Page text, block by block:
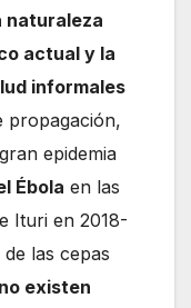
naturaleza
actual y la
informales
propagación,
epidemia
Ébola en las
Ituri en 2018-
las cepas
no existen